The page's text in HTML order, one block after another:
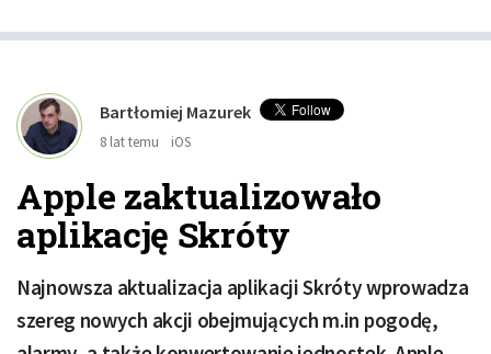
Bartłomiej Mazurek
8 lat temu iOS
Apple zaktualizowało
aplikację Skróty
Najnowsza aktualizacja aplikacji Skróty wprowadza
szereg nowych akcji obejmujących m.in pogodę,